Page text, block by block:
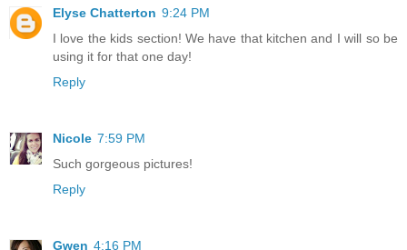
Elyse Chatterton 9:24 PM
I love the kids section! We have that kitchen and I will so be
using it for that one day!
Reply
Nicole 7:59 PM
Such gorgeous pictures!
Reply
Gwen 4:16 PM